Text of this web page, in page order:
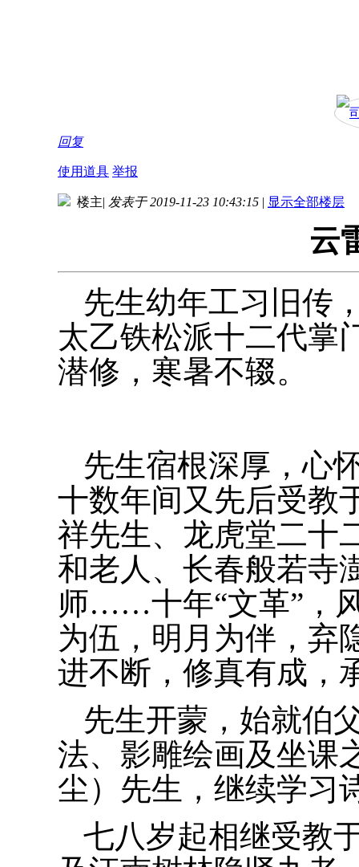
回复
使用道具 举报
楼主| 发表于 2019-11-23 10:43:15 | 显示全部楼层
云
先生幼年工习旧传
太乙铁松派十二代掌
潜修，寒暑不辍。
先生宿根深厚，心
十数年间又先后受教
祥先生、龙虎堂二十
和老人、长春般若寺
师……十年“文革”，
为伍，明月为伴，弃
进不断，修真有成，
先生开蒙，始就伯
法、影雕绘画及坐课
尘）先生，继续学习
七八岁起相继受教